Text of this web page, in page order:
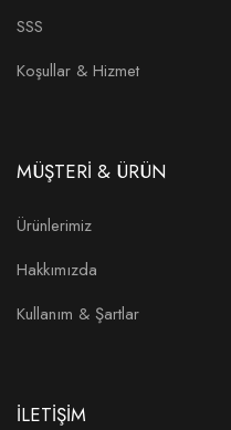
SSS
Koşullar & Hizmet
MÜŞTERİ & ÜRÜN
Ürünlerimiz
Hakkımızda
Kullanım & Şartlar
İLETİŞİM